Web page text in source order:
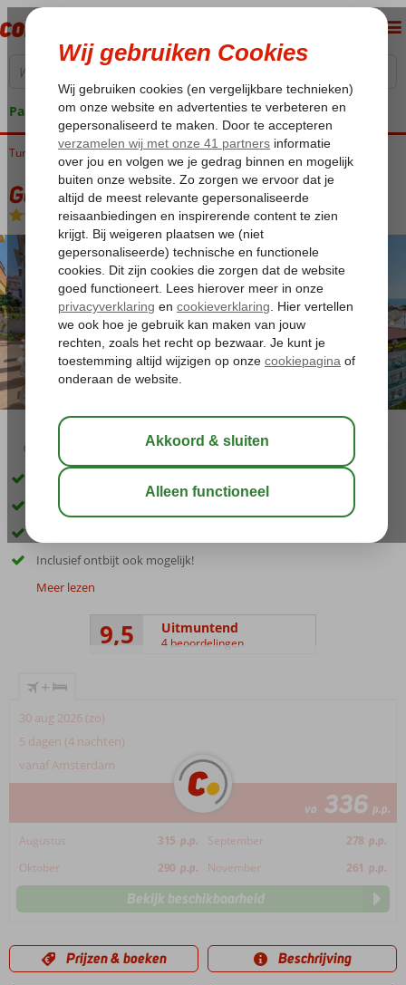
Pakketgarantie
Home
Turkije Turkse Riviera Alanya Alanya-Centrum Gallion Hotel
Gallion Hotel
Logies-Hotel
03:45
Kleopatra strand op loopafstand
Dicht bij het centrum van Alanya
Inclusief ontbijt ook mogelijk!
Meer lezen
9,5 Uitmuntend
4 beoordelingen
+
30 aug 2026 (zo)
5 dagen (4 nachten)
vanaf Amsterdam
va 336 p.p.
Augustus 315 p.p. September 278 p.p.
Oktober
290 p.p. November 261 p.p.
Bekijk beschikbaarheid
Prijzen & boeken Beschrijving